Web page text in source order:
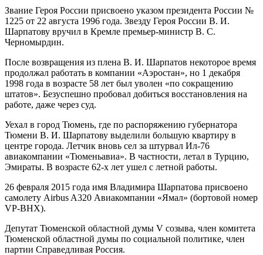
Звание Героя России присвоено указом президента России №
1225 от 22 августа 1996 года. Звезду Героя России В. И.
Шарпатову вручил в Кремле премьер-министр В. С.
Черномырдин.
После возвращения из плена В. И. Шарпатов некоторое время
продолжал работать в компании «Аэростан», но 1 декабря
1998 года в возрасте 58 лет был уволен «по сокращению
штатов». Безуспешно пробовал добиться восстановления на
работе, даже через суд.
Уехал в город Тюмень, где по распоряжению губернатора
Тюмени В. И. Шарпатову выделили большую квартиру в
центре города. Летчик вновь сел за штурвал Ил-76
авиакомпании «Тюменьавиа». В частности, летал в Турцию,
Эмираты. В возрасте 62-х лет ушел с летной работы.
26 февраля 2015 года имя Владимира Шарпатова присвоено
самолету Airbus A320 Авиакомпании «Ямал» (бортовой номер
VP-BHX).
Депутат Тюменской областной думы V созыва, член комитета
Тюменской областной думы по социальной политике, член
партии Справедливая Россия.